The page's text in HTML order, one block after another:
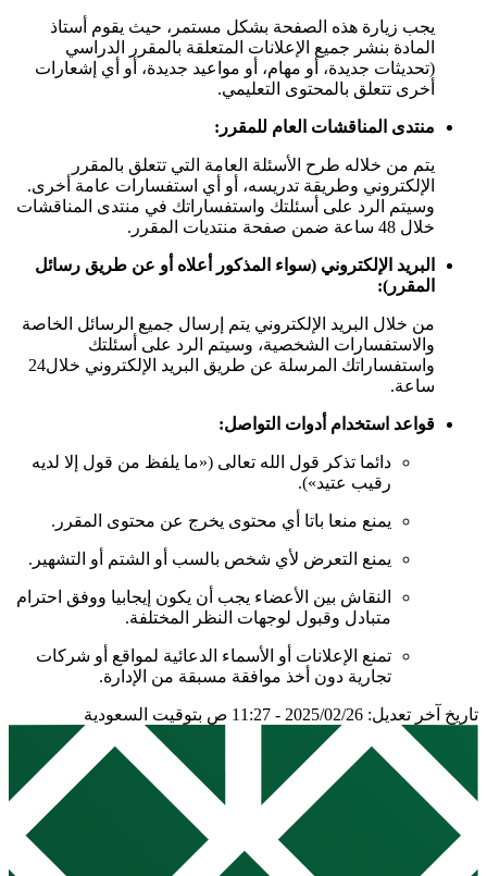
يجب زيارة هذه الصفحة بشكل مستمر، حيث يقوم أستاذ
المادة بنشر جميع الإعلانات المتعلقة بالمقرر الدراسي
(تحديثات جديدة، أو مهام، أو مواعيد جديدة، أو أي إشعارات
أخرى تتعلق بالمحتوى التعليمي.
منتدى المناقشات العام للمقرر:
يتم من خلاله طرح الأسئلة العامة التي تتعلق بالمقرر
الإلكتروني وطريقة تدريسه، أو أي استفسارات عامة أخرى.
وسيتم الرد على أسئلتك واستفساراتك في منتدى المناقشات
خلال 48 ساعة ضمن صفحة منتديات المقرر.
البريد الإلكتروني (سواء المذكور أعلاه أو عن طريق رسائل
المقرر ):
من خلال البريد الإلكتروني يتم إرسال جميع الرسائل الخاصة
والاستفسارات الشخصية، وسيتم الرد على أسئلتك
واستفساراتك المرسلة عن طريق البريد الإلكتروني خلال24
ساعة.
قواعد استخدام أدوات التواصل:
دائما تذكر قول الله تعالى («ما يلفظ من قول إلا لديه
رقيب عتيد»).
يمنع منعا باتا أي محتوى يخرج عن محتوى المقرر.
يمنع التعرض لأي شخص بالسب أو الشتم أو التشهير.
النقاش بين الأعضاء يجب أن يكون إيجابيا ووفق احترام
متبادل وقبول لوجهات النظر المختلفة.
تمنع الإعلانات أو الأسماء الدعائية لمواقع أو شركات
تجارية دون أخذ موافقة مسبقة من الإدارة.
تاريخ آخر تعديل: 2025/02/26 - 11:27 ص بتوقيت السعودية